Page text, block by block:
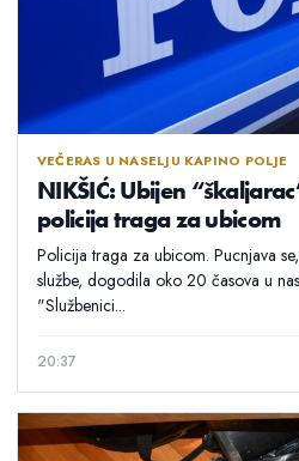
VEČERAS U NASELJU KAPINO POLJE
NIKŠIĆ: Ubijen
policija traga za ubicom
Policija traga za ubicom. Pucnjava
službe, dogodila oko 20 časova u
"Službenici...
20:37